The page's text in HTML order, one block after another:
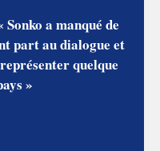
a manqué de
part au dialogue et
quelque
»